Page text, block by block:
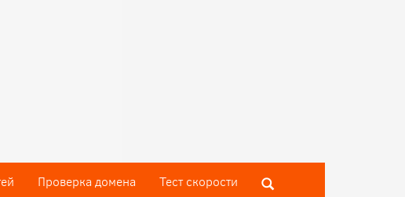
Проверка домена Тест скороcти